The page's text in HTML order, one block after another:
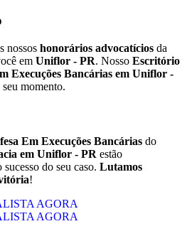
nossos honorários advocatícios da
em Uniflor - PR. Nosso Escritório
Execuções Bancárias em Uniflor -
momento.
Em Execuções Bancárias do
em Uniflor - PR estão
do seu caso. Lutamos
!
AGORA
AGORA